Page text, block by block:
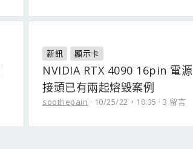
新訊 顯示卡
NVIDIA RTX 4090 16pin 電源
接頭已有兩起熔毀案例
soothepain 10/25/22，10:35 3 留言